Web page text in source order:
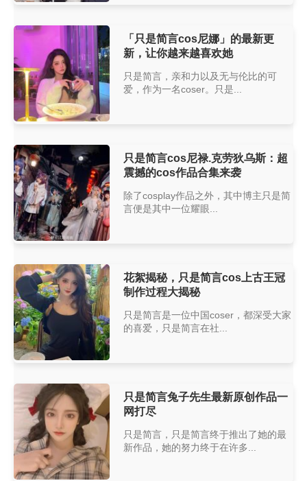
「只是简言cos尼娜」的最新更
新，让你越来越喜欢她
只是简言，亲和力以及无与伦比的可
爱，作为一名coser。只是...
只是简言cos尼禄.克劳狄乌斯：超
震撼的cos作品合集来袭
除了cosplay作品之外，其中博主只是简
言便是其中一位耀眼...
花絮揭秘，只是简言cos上古王冠
制作过程大揭秘
只是简言是一位中国coser，都深受大家
的喜爱，只是简言在社...
只是简言兔子先生最新原创作品一
网打尽
只是简言，只是简言终于推出了她的最
新作品，她的努力终于在许多...